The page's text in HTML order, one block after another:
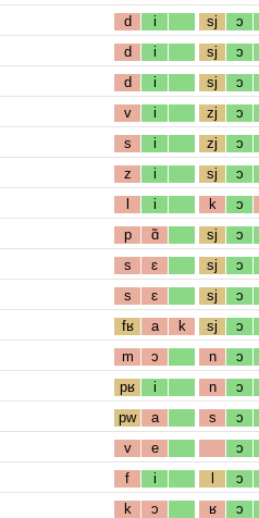
d i sj ɔ
d i sj ɔ
d i sj ɔ
v i zj ɔ
s i zj ɔ
z i sj ɔ
l i k ɔ
p ɑ̃ sj ɔ
s ɛ sj ɔ
s ɛ sj ɔ
fʁ a k sj ɔ
m ɔ n ɔ
pʁ i n ɔ
pw a s ɔ
v e ɔ
f i l ɔ
k ɔ ʁ ɔ